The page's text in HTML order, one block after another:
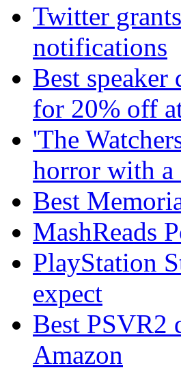
Twitter
notifications
Best speaker
for 20% off
'The
horror with a
Best
MashReads
PlayStation
expect
Best PSVR2
Amazon